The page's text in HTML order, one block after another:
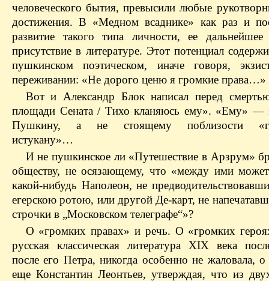
человеческого бытия, превысили любые
достижения. В «Медном всаднике» как раз и
развитие такого типа личности, ее дальнейшее
присутствие в литературе. Этот потенциал
пушкинском поэтическом, иначе говоря,
переживании: «Не дорого ценю я громкие права…»
Вот и Александр Блок написал перед
площади Сената / Тихо кланяюсь ему». «Ему» —
Пушкину, а не стоящему поблизости
истукану»…
И не пушкинское ли «Путешествие в Арзрум»
обществу, не осязающему, что «между ими может
какой-нибудь Наполеон, не
егерскою ротою, или другой Де-карт, не
строчки в „Московском телеграфе“»?
О «громких правах» и речь. О «громких
русская классическая литература XIX века
после его Петра, никогда особенно не жаловала, о
еще Константин Леонтьев, утверждая, что из